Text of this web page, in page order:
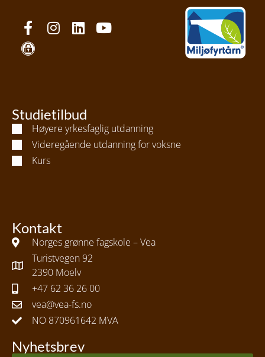
Studietilbud
Høyere yrkesfaglig utdanning
Videregående utdanning for voksne
Kurs
Kontakt
Norges grønne fagskole – Vea
Turistvegen 92
2390 Moelv
+47 62 36 26 00
vea@vea-fs.no
NO 870961642 MVA
Nyhetsbrev